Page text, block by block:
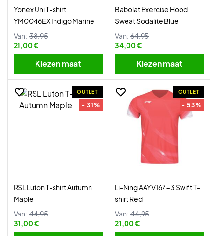
Yonex Uni T-shirt
YM0046EX Indigo Marine
Van: 38,95
21,00 €
Kiezen maat
Babolat Exercise Hood
Sweat Sodalite Blue
Van: 64,95
34,00 €
Kiezen maat
OUTLET
- 31%
RSL Luton T-shirt Autumn
Maple
Van: 44,95
31,00 €
OUTLET
- 53%
Li-Ning AAYV167-3 Swift T-
shirt Red
Van: 44,95
21,00 €